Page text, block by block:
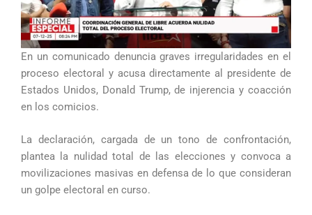
En un comunicado denuncia graves irregularidades en el
proceso electoral y acusa directamente al presidente de
Estados Unidos, Donald Trump, de injerencia y coacción
en los comicios.
La declaración, cargada de un tono de confrontación,
plantea la nulidad total de las elecciones y convoca a
movilizaciones masivas en defensa de lo que consideran
un golpe electoral en curso.